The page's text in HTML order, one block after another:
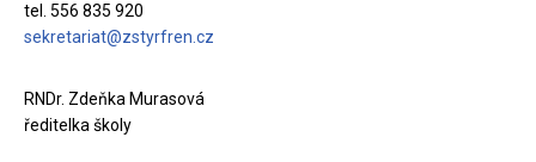
tel. 556 835 920
sekretariat@zstyrfren.cz
RNDr. Zdeňka Murasová
ředitelka školy